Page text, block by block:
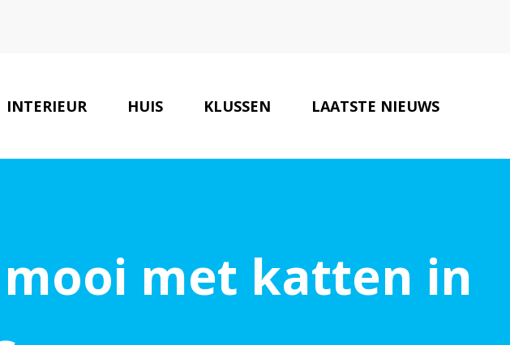
INTERIEUR HUIS KLUSSEN LAATSTE NIEUWS
met katten in